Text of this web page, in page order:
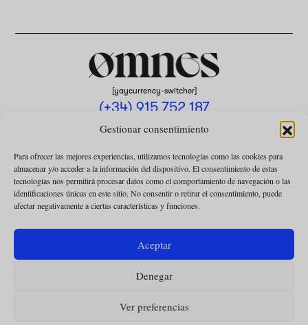
Gestionar consentimiento
Para ofrecer las mejores experiencias, utilizamos tecnologías como las cookies para
almacenar y/o acceder a la información del dispositivo. El consentimiento de estas
tecnologías nos permitirá procesar datos como el comportamiento de navegación o las
identificaciones únicas en este sitio. No consentir o retirar el consentimiento, puede
afectar negativamente a ciertas características y funciones.
Aceptar
Denegar
Ver preferencias
[yaycurrency-switcher]
(+34) 915 752 187
omnes@omnesmag.com
POLÍTICA DE PRIVACIDAD
USO DE COOKIES
CONDICIONES DE LA COLABORACIÓN